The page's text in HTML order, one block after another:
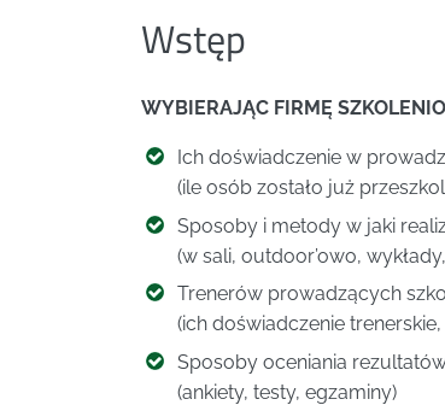
Wstęp
WYBIERAJĄC FIRMĘ
Ich doświadczenie w
(ile osób zostało już
Sposoby i metody w jaki
(w sali, outdoor’owo,
Trenerów prowadzących
(ich doświadczenie
Sposoby oceniania
(ankiety, testy, egzaminy)